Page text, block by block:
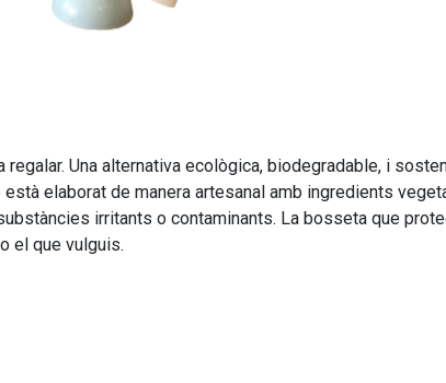
Una alternativa ecològica, biodegradable, i
elaborat de manera artesanal amb ingredients
irritants o contaminants. La bosseta que
o el que vulguis.